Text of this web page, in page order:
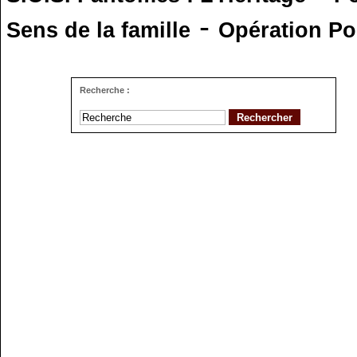
Sens de la famille - Opération
Recherche :